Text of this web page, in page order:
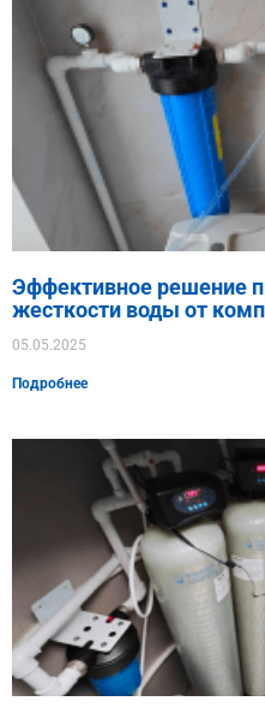
Эффективное решение
жесткости воды от
05.05.2025
Подробнее